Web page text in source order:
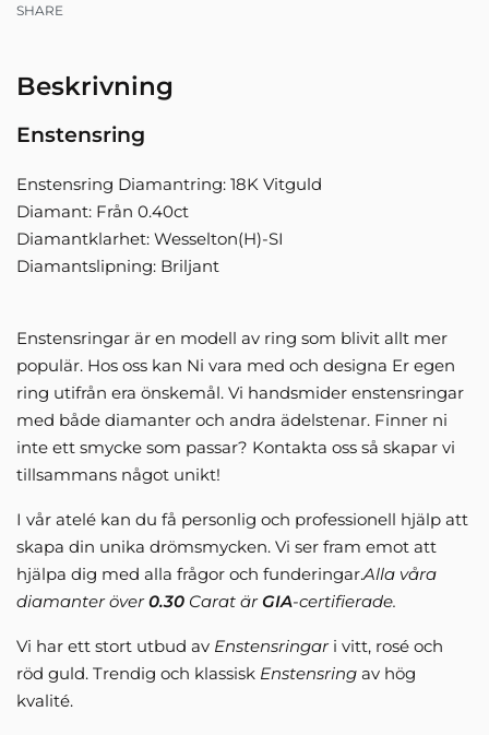
SHARE
Beskrivning
Enstensring
Enstensring Diamantring: 18K Vitguld
Diamant: Från 0.40ct
Diamantklarhet: Wesselton(H)-SI
Diamantslipning: Briljant
Enstensringar är en modell av ring som blivit allt mer
populär. Hos oss kan Ni vara med och designa Er egen
ring utifrån era önskemål. Vi handsmider enstensringar
med både diamanter och andra ädelstenar. Finner ni
inte ett smycke som passar? Kontakta oss så skapar vi
tillsammans något unikt!
I vår atelé kan du få personlig och professionell hjälp att
skapa din unika drömsmycken. Vi ser fram emot att
hjälpa dig med alla frågor och funderingar.Alla våra
diamanter över0.30 Carat ärGIA-certifierade.
Vi har ett stort utbud av Enstensringari vitt, rosé och
röd guld. Trendig och klassisk Enstensring av hög
kvalité.